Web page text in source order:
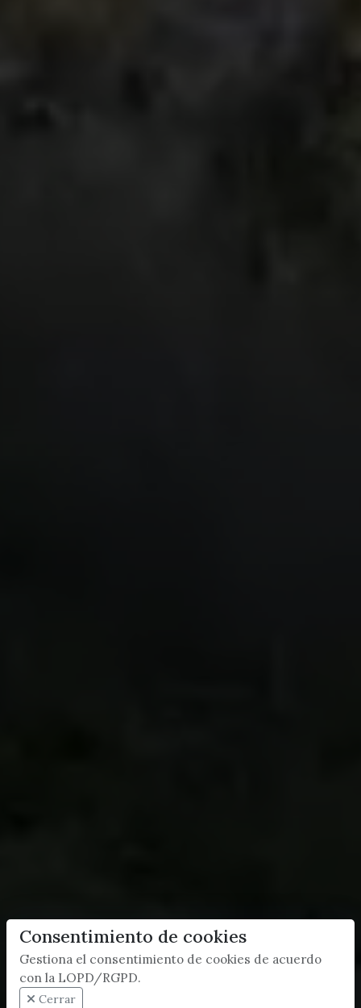
Consentimiento de cookies
Gestiona el consentimiento de cookies de acuerdo
con la LOPD/RGPD.
Cerrar